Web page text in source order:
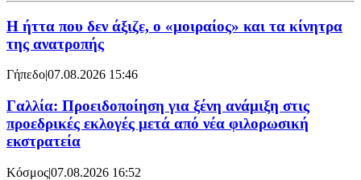
Η ήττα που δεν άξιζε, ο «μοιραίος» και τα κίνητρα
της ανατροπής
Γήπεδο|07.08.2026 15:46
Γαλλία: Προειδοποίηση για ξένη ανάμιξη στις
προεδρικές εκλογές μετά από νέα φιλορωσική
εκστρατεία
Κόσμος|07.08.2026 16:52